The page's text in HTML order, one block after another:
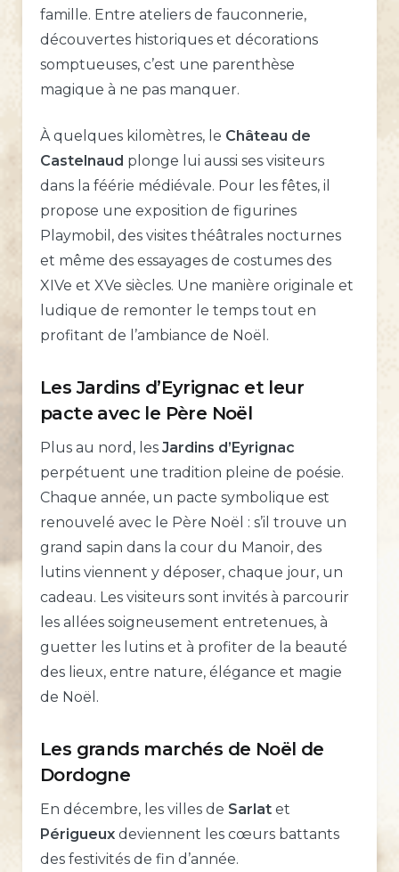
famille. Entre ateliers de fauconnerie,
découvertes historiques et décorations
somptueuses, c’est une parenthèse
magique à ne pas manquer.
À quelques kilomètres, le Château de
Castelnaud plonge lui aussi ses visiteurs
dans la féérie médiévale. Pour les fêtes, il
propose une exposition de figurines
Playmobil, des visites théâtrales nocturnes
et même des essayages de costumes des
XIVe et XVe siècles. Une manière originale et
ludique de remonter le temps tout en
profitant de l’ambiance de Noël.
Les Jardins d’Eyrignac et leur
pacte avec le Père Noël
Plus au nord, les Jardins d’Eyrignac
perpétuent une tradition pleine de poésie.
Chaque année, un pacte symbolique est
renouvelé avec le Père Noël : s’il trouve un
grand sapin dans la cour du Manoir, des
lutins viennent y déposer, chaque jour, un
cadeau. Les visiteurs sont invités à parcourir
les allées soigneusement entretenues, à
guetter les lutins et à profiter de la beauté
des lieux, entre nature, élégance et magie
de Noël.
Les grands marchés de Noël de
Dordogne
En décembre, les villes de Sarlat et
Périgueux deviennent les cœurs battants
des festivités de fin d’année.